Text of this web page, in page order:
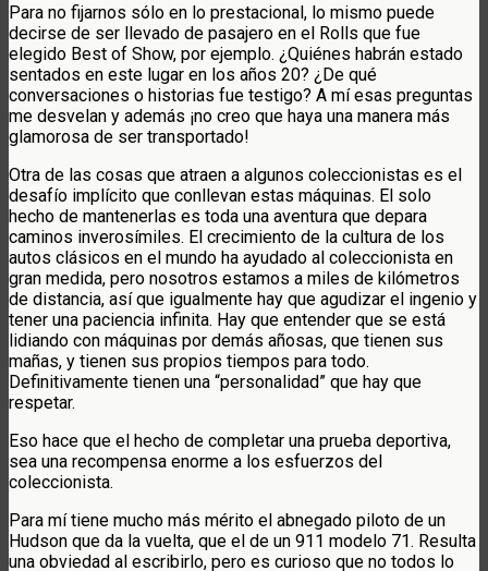
Para no fijarnos sólo en lo prestacional, lo mismo puede
decirse de ser llevado de pasajero en el Rolls que fue
elegido Best of Show, por ejemplo. ¿Quiénes habrán estado
sentados en este lugar en los años 20? ¿De qué
conversaciones o historias fue testigo? A mí esas preguntas
me desvelan y además ¡no creo que haya una manera más
glamorosa de ser transportado!
Otra de las cosas que atraen a algunos coleccionistas es el
desafío implícito que conllevan estas máquinas. El solo
hecho de mantenerlas es toda una aventura que depara
caminos inverosímiles. El crecimiento de la cultura de los
autos clásicos en el mundo ha ayudado al coleccionista en
gran medida, pero nosotros estamos a miles de kilómetros
de distancia, así que igualmente hay que agudizar el ingenio y
tener una paciencia infinita. Hay que entender que se está
lidiando con máquinas por demás añosas, que tienen sus
mañas, y tienen sus propios tiempos para todo.
Definitivamente tienen una “personalidad” que hay que
respetar.
Eso hace que el hecho de completar una prueba deportiva,
sea una recompensa enorme a los esfuerzos del
coleccionista.
Para mí tiene mucho más mérito el abnegado piloto de un
Hudson que da la vuelta, que el de un 911 modelo 71. Resulta
una obviedad al escribirlo, pero es curioso que no todos lo